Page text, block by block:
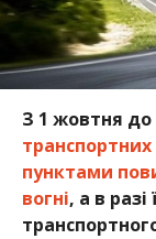
З 1 жовтня до
пунктами
вогні, а в разі